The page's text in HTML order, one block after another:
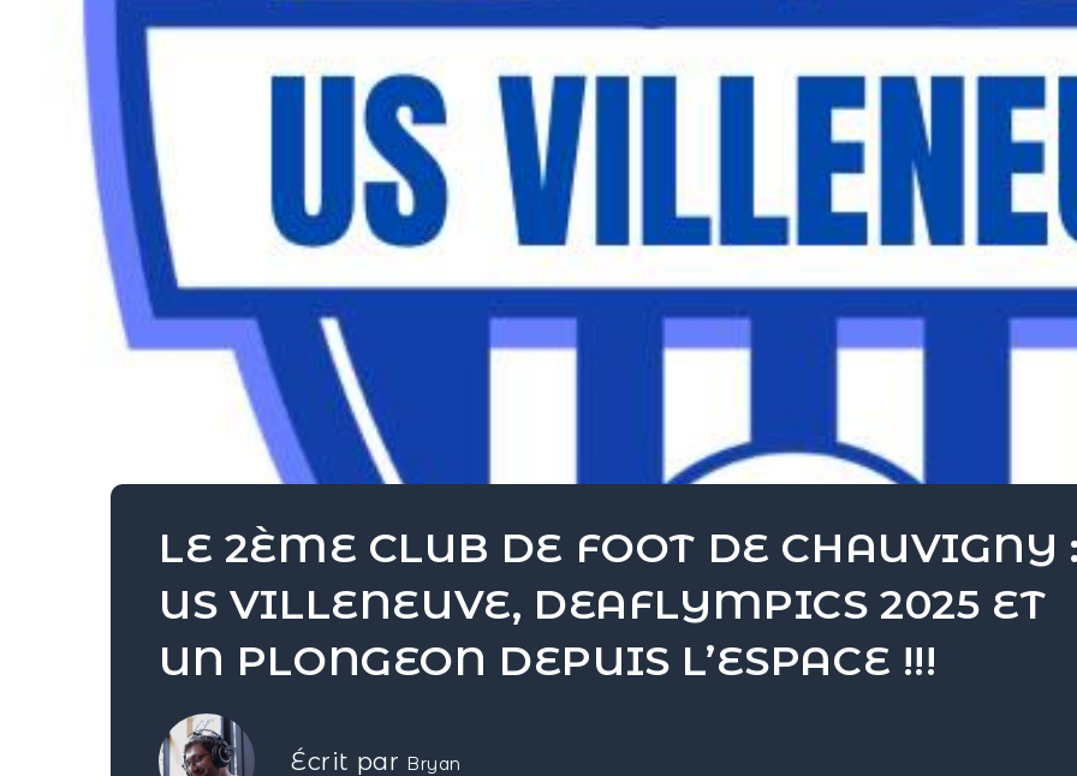
LE 2ÈME CLUB DE FOOT DE CHAUVIGNY
US VILLENEUVE, DEAFLYMPICS 2025 ET
UN PLONGEON DEPUIS L’ESPACE !!!
Écrit par Bryan